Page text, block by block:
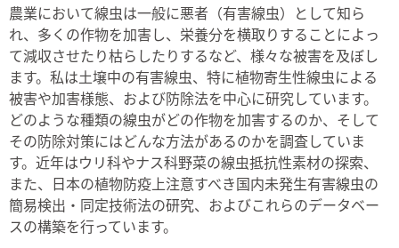
農業において線虫は一般に悪者（有害線虫）として知ら
れ、多くの作物を加害し、栄養分を横取りすることによっ
て減収させたり枯らしたりするなど、様々な被害を及ぼし
ます。私は土壌中の有害線虫、特に植物寄生性線虫による
被害や加害様態、および防除法を中心に研究しています。
どのような種類の線虫がどの作物を加害するのか、そして
その防除対策にはどんな方法があるのかを調査していま
す。近年はウリ科やナス科野菜の線虫抵抗性素材の探索、
また、日本の植物防疫上注意すべき国内未発生有害線虫の
簡易検出・同定技術法の研究、およびこれらのデータベー
スの構築を行っています。